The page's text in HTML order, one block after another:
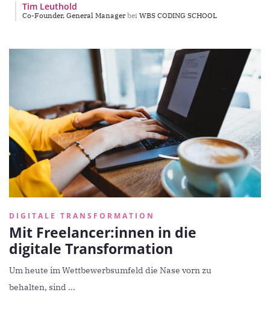
nachweisbar sicherzustellen. Der Artikel zeigt die Lücke
Tim Leuthold
Co-Founder, General Manager bei WBS CODING SCHOOL
DIGITALE TRANSFORMATION
Mit Freelancer:innen in die
digitale Transformation
Um heute im Wettbewerbsumfeld die Nase vorn zu
behalten, sind ...